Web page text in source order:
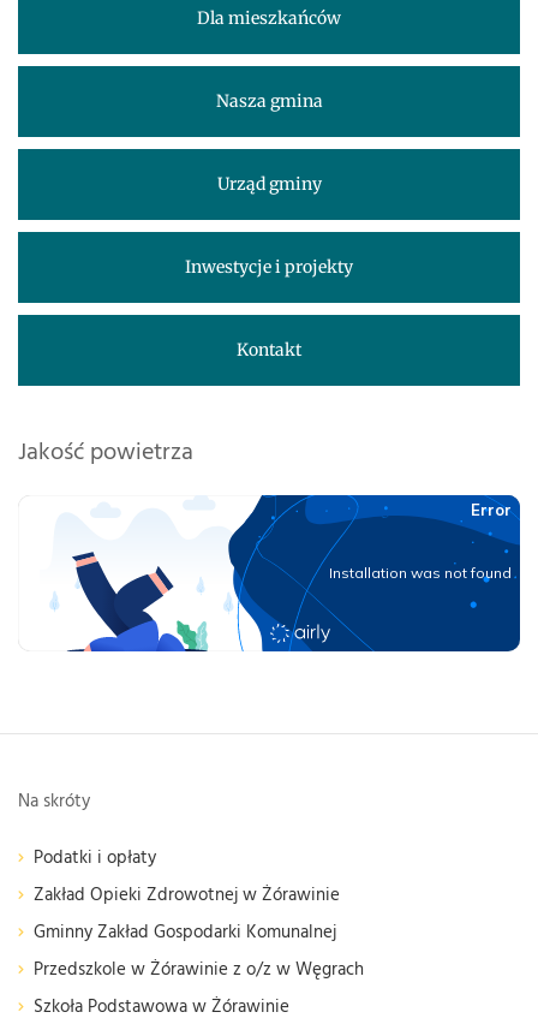
Dla mieszkańców
Nasza gmina
Urząd gminy
Inwestycje i projekty
Kontakt
Jakość powietrza
Na skróty
Podatki i opłaty
Zakład Opieki Zdrowotnej w Żórawinie
Gminny Zakład Gospodarki Komunalnej
Przedszkole w Żórawinie z o/z w Węgrach
Szkoła Podstawowa w Żórawinie